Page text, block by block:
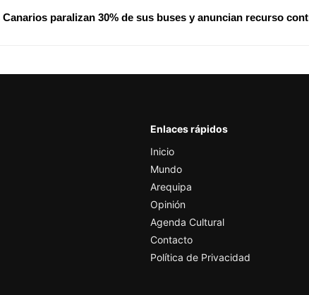
Canarios paralizan 30% de sus buses y anuncian recurso
Enlaces rápidos
Inicio
Mundo
Arequipa
Opinión
Agenda Cultural
Contacto
Política de Privacidad